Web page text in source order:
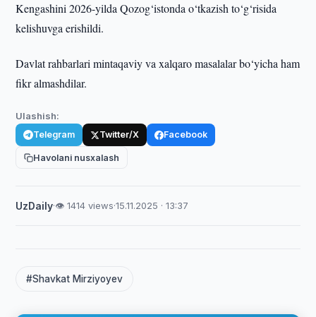
Kengashini 2026-yilda Qozog‘istonda o‘tkazish to‘g‘risida
kelishuvga erishildi.
Davlat rahbarlari mintaqaviy va xalqaro masalalar bo‘yicha ham
fikr almashdilar.
Ulashish:
Telegram Twitter/X Facebook
Havolani nusxalash
UzDaily·👁 1414 views·15.11.2025 · 13:37
#Shavkat Mirziyoyev